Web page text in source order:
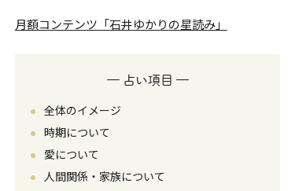
月額コンテンツ「石井ゆかりの星読み」
― 占い項目 ―
全体のイメージ
時期について
愛について
人間関係・家族について